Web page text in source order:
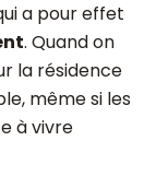
a pour effet
. Quand on
la résidence
même si les
à vivre